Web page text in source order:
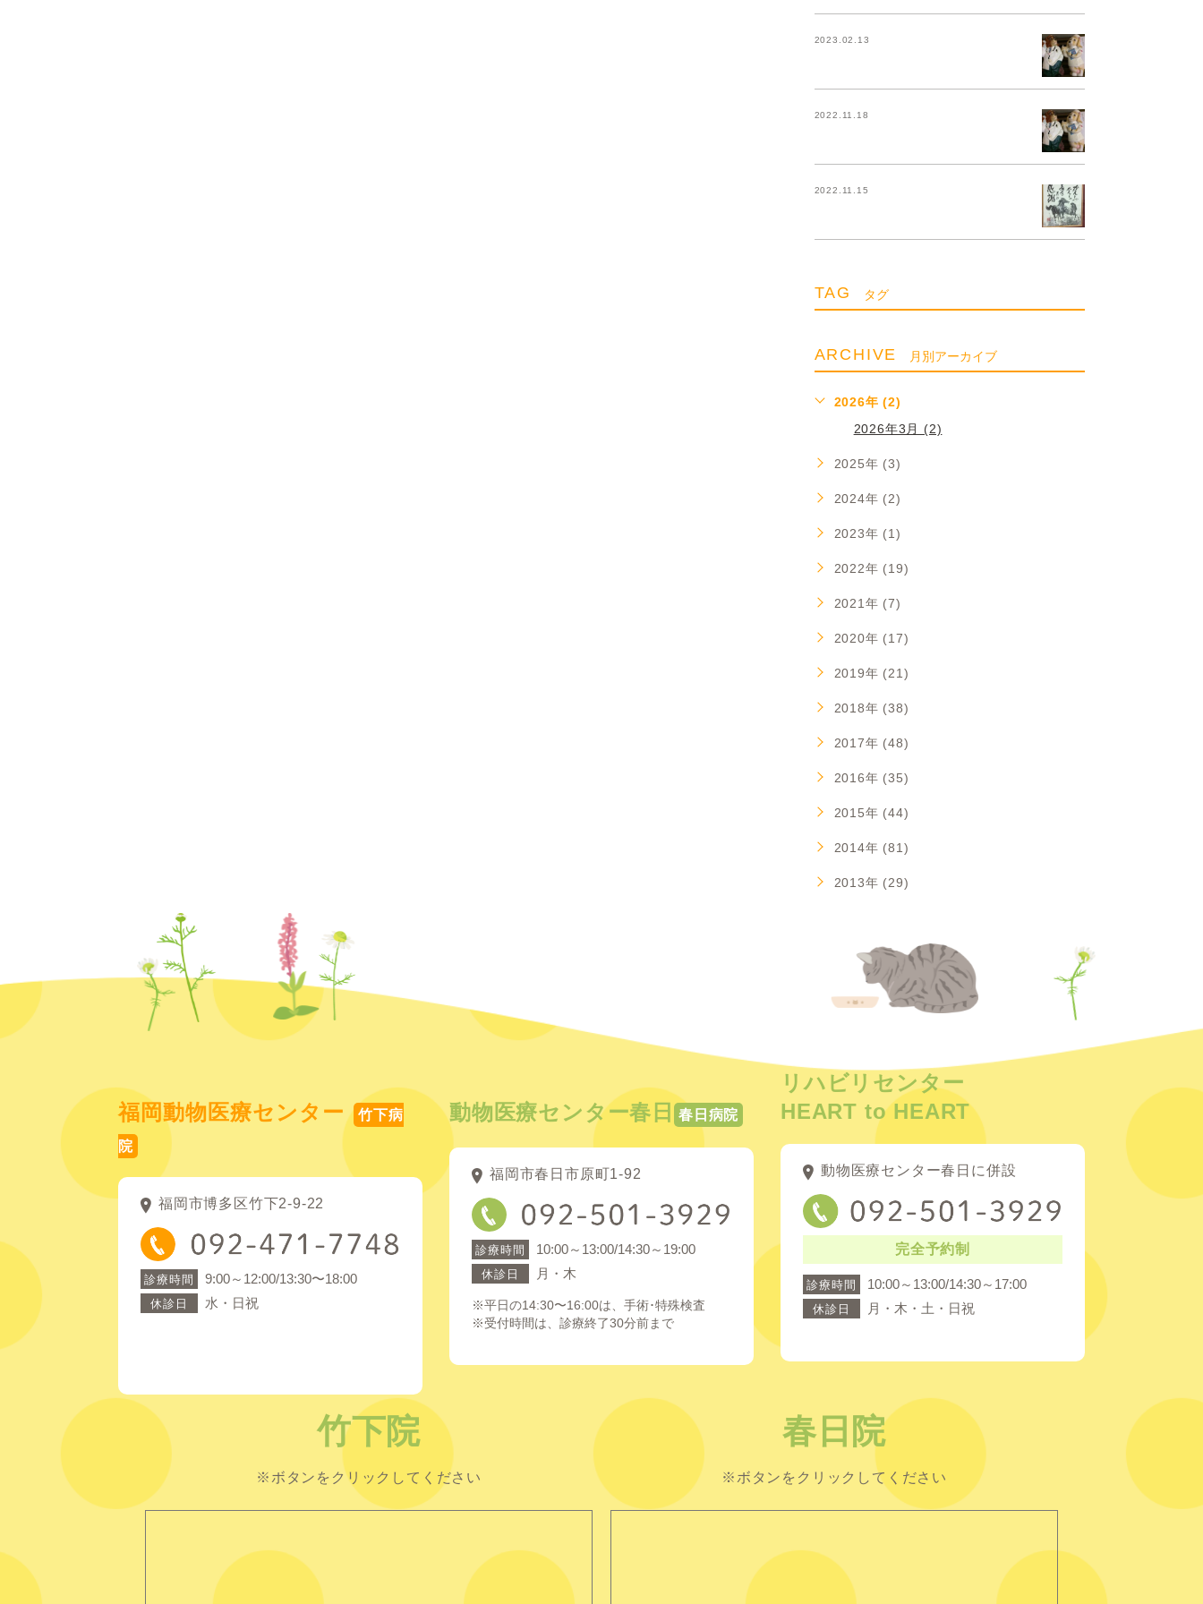
2023.02.13
2022.11.18
2022.11.15
TAG タグ
ARCHIVE 月別アーカイブ
2026年 (2)
2026年3月 (2)
2025年 (3)
2024年 (2)
2023年 (1)
2022年 (19)
2021年 (7)
2020年 (17)
2019年 (21)
2018年 (38)
2017年 (48)
2016年 (35)
2015年 (44)
2014年 (81)
2013年 (29)
福岡動物医療センター 竹下病
院
福岡市博多区竹下2-9-22
診療時間 9:00～12:00/13:30〜18:00
休診日 水・日祝
動物医療センター春日 春日病院
福岡市春日市原町1-92
診療時間 10:00～13:00/14:30～19:00
休診日 月・木
※平日の14:30〜16:00は、手術･特殊検査
※受付時間は、診療終了30分前まで
リハビリセンター
HEART to HEART
動物医療センター春日に併設
完全予約制
診療時間 10:00～13:00/14:30～17:00
休診日 月・木・土・日祝
竹下院
※ボタンをクリックしてください
春日院
※ボタンをクリックしてください